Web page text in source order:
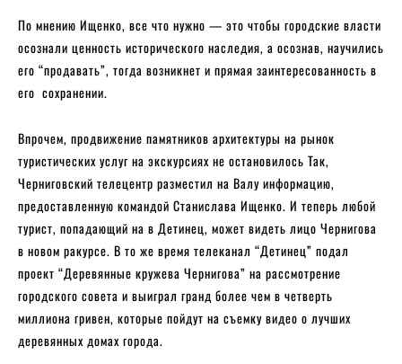
По мнению Ищенко, все что нужно — это чтобы городские власти
осознали ценность исторического наследия, а осознав, научились
его “продавать”, тогда возникнет и прямая заинтересованность в
его сохранении.
Впрочем, продвижение памятников архитектуры на рынок
туристических услуг на экскурсиях не остановилось Так,
Черниговский телецентр разместил на Валу информацию,
предоставленную командой Станислава Ищенко. И теперь любой
турист, попадающий на в Детинец, может видеть лицо Чернигова
в новом ракурсе. В то же время телеканал “Детинец” подал
проект “Деревянные кружева Чернигова” на рассмотрение
городского совета и выиграл гранд более чем в четверть
миллиона гривен, которые пойдут на съемку видео о лучших
деревянных домах города.